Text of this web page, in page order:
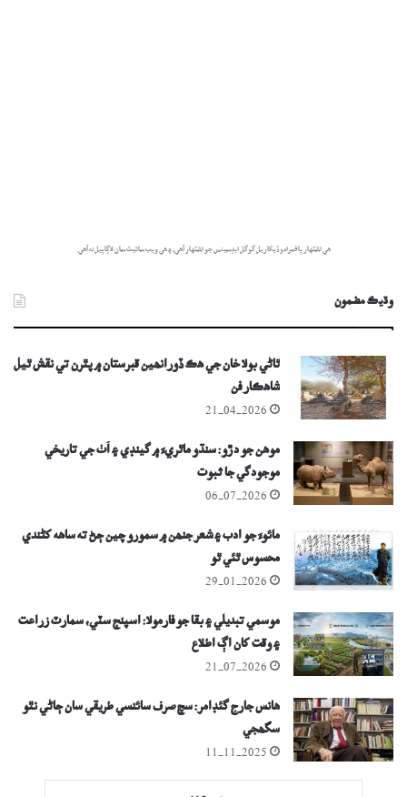
هي اشتهار پاڻمرادو ڏيکاريل گوگل ايڊسينس جو اشتهار آهي، ۽ هي ويب سائيٽ سان لاڳاپيل نه آهي.
وڌيڪ مضمون
ٿاڻي بولا خان جي هڪ ڏورانھين قبرستان ۾ پٿرن تي نقش ٿيل
شاهڪار فن
21-04-2026
موھن جو دڙو: سنڌو ماٿريءَ ۾ گينڊي ۽ اُٺ جي تاريخي
موجودگي جا ثبوت
06-07-2026
مائوءَ جو ادب ۽ شعر جنھن ۾ سمورو چين ڄڻ ته ساهه کڻندي
محسوس ٿئي ٿو
29-01-2026
موسمي تبديلي ۽ بقا جو فارمولا: اسپنج سٽي، سمارٽ زراعت
۽ وقت کان اڳ اطلاع
21-07-2026
ھانس جارج گئڊامر: سچ صرف سائنسي طريقي سان ڄاڻي نٿو
سگھجي
11-11-2025